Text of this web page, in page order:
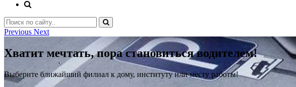
Previous Next
Хватит мечтать, пора становиться водителем!
Выберите ближайший филиал к дому, институту или месту работы!